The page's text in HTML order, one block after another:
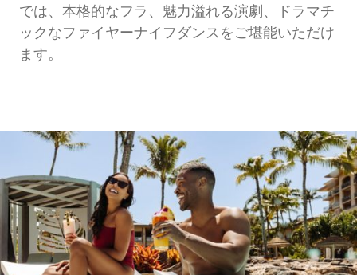
では、本格的なフラ、魅力溢れる演劇、ドラマチ
ックなファイヤーナイフダンスをご堪能いただけ
ます。